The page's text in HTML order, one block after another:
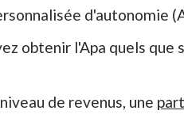
d'autonomie
obtenir l'Apa quels que
de revenus, une